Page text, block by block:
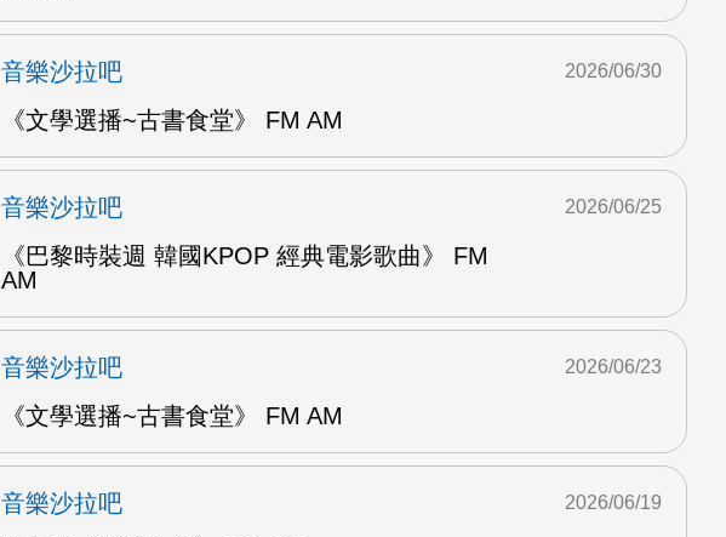
音樂沙拉吧
《文學選播~古書食堂》 FM AM
2026/06/30
音樂沙拉吧
《巴黎時裝週 韓國KPOP 經典電影歌曲》 FM
AM
2026/06/25
音樂沙拉吧
《文學選播~古書食堂》 FM AM
2026/06/23
音樂沙拉吧
2026/06/19